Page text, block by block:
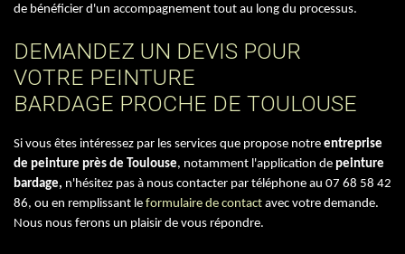
de bénéficier d'un accompagnement tout au long du processus.
DEMANDEZ UN DEVIS POUR
VOTRE PEINTURE
BARDAGE PROCHE DE TOULOUSE
Si vous êtes intéressez par les services que propose notre entreprise
de peinture près de Toulouse, notamment l'application de peinture
bardage, n'hésitez pas à nous contacter par téléphone au 07 68 58 42
86, ou en remplissant le formulaire de contact avec votre demande.
Nous nous ferons un plaisir de vous répondre.